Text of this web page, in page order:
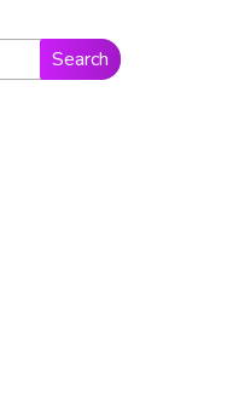
Search